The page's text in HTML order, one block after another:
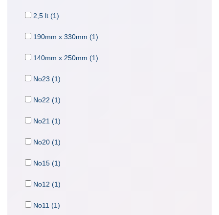
2,5 lt (1)
190mm x 330mm (1)
140mm x 250mm (1)
No23 (1)
No22 (1)
No21 (1)
No20 (1)
No15 (1)
No12 (1)
No11 (1)